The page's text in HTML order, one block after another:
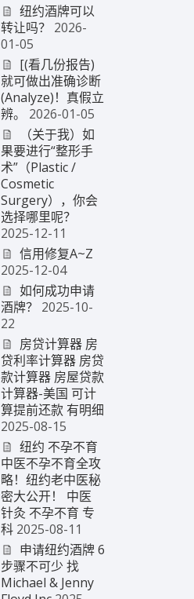
纽约酒牌可以
转让吗？ 2026-
01-05
[(看几份报告)
就可做出准确诊断
(Analyze)！真假立
辨。
2026-01-05
（关于我）如
果要进行“整形手
术”（Plastic /
Cosmetic
Surgery），你会
选择哪里呢？
2025-12-11
信用修复A~Z
2025-12-04
如何成功申请
酒牌？ 2025-10-
22
房贷计算器 房
贷利率计算器 房贷
款计算器 房屋贷款
计算器-美国 可计
算提前还款 有明细
2025-08-15
纽约 不孕不育
中医不孕不育全攻
略！纽约老中医秘
密大公开！ 中医
针灸 不孕不育 专
科 2025-08-11
申请纽约酒牌 6
步骤不可少 找
Michael & Jenny